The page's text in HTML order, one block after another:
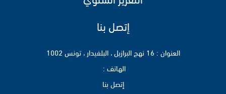
إتصل بنا
العنوان : 16 نهج البرازيل ، البلفيدار ، تونس 1002
الهاتف :
إتصل بنا